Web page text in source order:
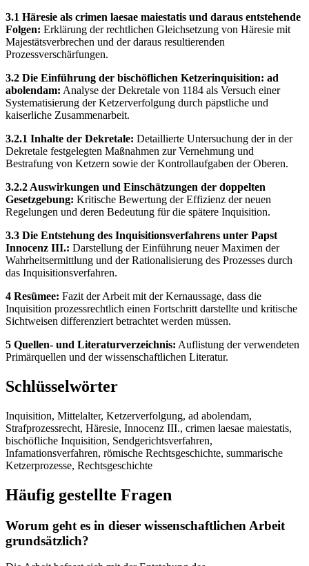
3.1 Häresie als crimen laesae maiestatis und daraus entstehende
Folgen: Erklärung der rechtlichen Gleichsetzung von Häresie mit
Majestätsverbrechen und der daraus resultierenden
Prozessverschärfungen.
3.2 Die Einführung der bischöflichen Ketzerinquisition: ad
abolendam: Analyse der Dekretale von 1184 als Versuch einer
Systematisierung der Ketzerverfolgung durch päpstliche und
kaiserliche Zusammenarbeit.
3.2.1 Inhalte der Dekretale: Detaillierte Untersuchung der in der
Dekretale festgelegten Maßnahmen zur Vernehmung und
Bestrafung von Ketzern sowie der Kontrollaufgaben der Oberen.
3.2.2 Auswirkungen und Einschätzungen der doppelten
Gesetzgebung: Kritische Bewertung der Effizienz der neuen
Regelungen und deren Bedeutung für die spätere Inquisition.
3.3 Die Entstehung des Inquisitionsverfahrens unter Papst
Innocenz III.: Darstellung der Einführung neuer Maximen der
Wahrheitsermittlung und der Rationalisierung des Prozesses durch
das Inquisitionsverfahren.
4 Resümee: Fazit der Arbeit mit der Kernaussage, dass die
Inquisition prozessrechtlich einen Fortschritt darstellte und kritische
Sichtweisen differenziert betrachtet werden müssen.
5 Quellen- und Literaturverzeichnis: Auflistung der verwendeten
Primärquellen und der wissenschaftlichen Literatur.
Schlüsselwörter
Inquisition, Mittelalter, Ketzerverfolgung, ad abolendam,
Strafprozessrecht, Häresie, Innocenz III., crimen laesae maiestatis,
bischöfliche Inquisition, Sendgerichtsverfahren,
Infamationsverfahren, römische Rechtsgeschichte, summarische
Ketzerprozesse, Rechtsgeschichte
Häufig gestellte Fragen
Worum geht es in dieser wissenschaftlichen Arbeit
grundsätzlich?